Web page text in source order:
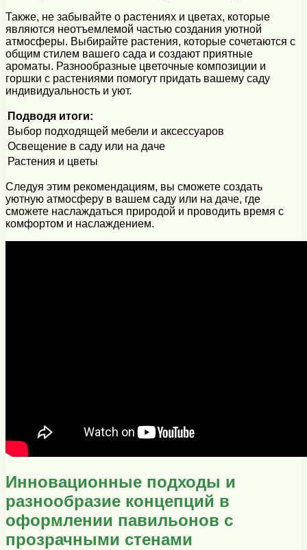
Также, не забывайте о растениях и цветах, которые
являются неотъемлемой частью создания уютной
атмосферы. Выбирайте растения, которые сочетаются с
общим стилем вашего сада и создают приятные
ароматы. Разнообразные цветочные композиции и
горшки с растениями помогут придать вашему саду
индивидуальность и уют.
Подводя итоги:
Выбор подходящей мебели и аксессуаров
Освещение в саду или на даче
Растения и цветы
Следуя этим рекомендациям, вы сможете создать
уютную атмосферу в вашем саду или на даче, где
сможете наслаждаться природой и проводить время с
комфортом и наслаждением.
Инновационные подходы и
разнообразие концепций в
оформлении павильонов с
прозрачными стенами